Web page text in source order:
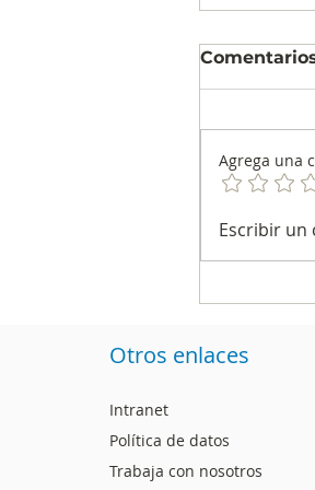
Agrega una
Escribir un
Otros enlaces
Intranet
Política de datos
Trabaja con nosotros